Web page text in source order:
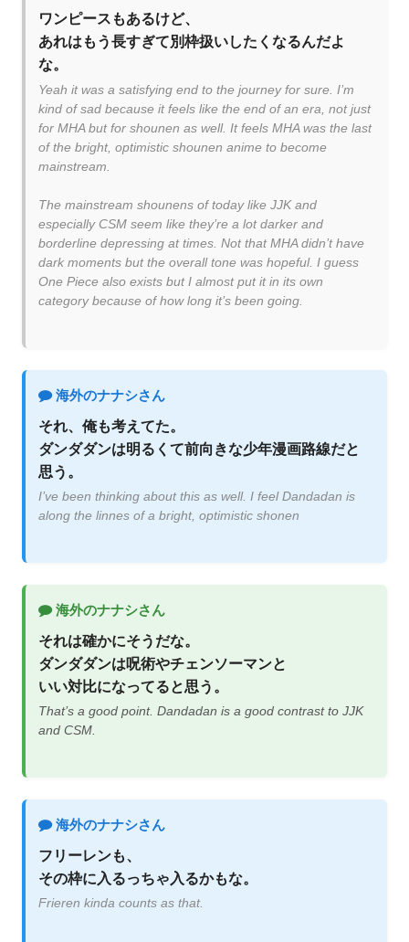
ワンピースもあるけど、
あれはもう長すぎて別枠扱いしたくなるんだよ
な。
Yeah it was a satisfying end to the journey for sure. I’m
kind of sad because it feels like the end of an era, not just
for MHA but for shounen as well. It feels MHA was the last
of the bright, optimistic shounen anime to become
mainstream.
The mainstream shounens of today like JJK and
especially CSM seem like they’re a lot darker and
borderline depressing at times. Not that MHA didn’t have
dark moments but the overall tone was hopeful. I guess
One Piece also exists but I almost put it in its own
category because of how long it’s been going.
海外のナナシさん
それ、俺も考えてた。
ダンダダンは明るくて前向きな少年漫画路線だと
思う。
I’ve been thinking about this as well. I feel Dandadan is
along the linnes of a bright, optimistic shonen
海外のナナシさん
それは確かにそうだな。
ダンダダンは呪術やチェンソーマンと
いい対比になってると思う。
That’s a good point. Dandadan is a good contrast to JJK
and CSM.
海外のナナシさん
フリーレンも、
その枠に入るっちゃ入るかもな。
Frieren kinda counts as that.